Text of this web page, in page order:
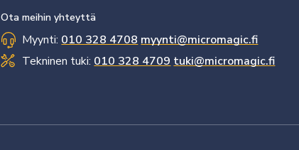
Ota meihin yhteyttä
Myynti: 010 328 4708 myynti@micromagic.fi
Tekninen tuki: 010 328 4709 tuki@micromagic.fi